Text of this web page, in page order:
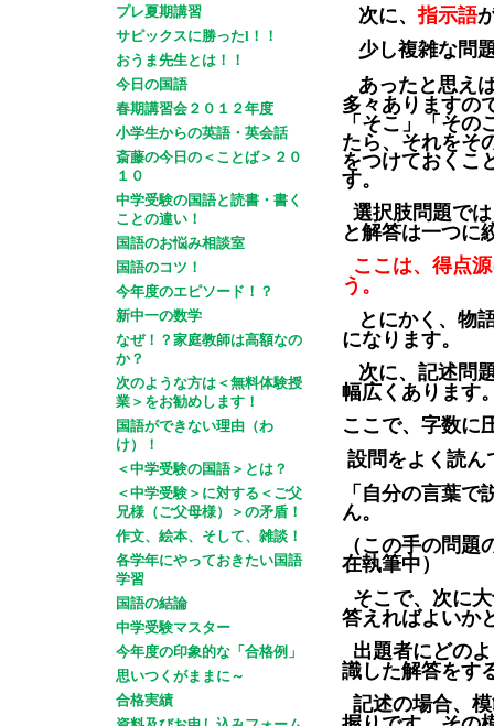
プレ夏期講習
サピックスに勝ったl！！
おうま先生とは！！
今日の国語
春期講習会２０１２年度
小学生からの英語・英会話
斎藤の今日の＜ことば＞２０
１０
中学受験の国語と読書・書く
ことの違い！
国語のお悩み相談室
国語のコツ！
今年度のエピソード！？
新中一の数学
なぜ！？家庭教師は高額なの
か？
次のような方は＜無料体験授
業＞をお勧めします！
国語ができない理由（わ
け）！
＜中学受験の国語＞とは？
＜中学受験＞に対する＜ご父
兄様（ご父母様）＞の矛盾！
作文、絵本、そして、雑談！
各学年にやっておきたい国語
学習
国語の結論
中学受験マスター
今年度の印象的な「合格例」
思いつくがままに～
合格実績
次に、指示語
少し複雑な問
あったと思え
多々ありますの
「そこ」「その
たら、それをそ
をつけておくこ
す。
選択肢問題で
と解答は一つに
ここは、得点
う。
とにかく、物
になります。
次に、記述問
幅広くあります
ここで、字数に
設問をよく読ん
「自分の言葉
ん。
（この手の問
在執筆中）
そこで、次に
答えればよいか
出題者にどの
識した解答をす
記述の場合、